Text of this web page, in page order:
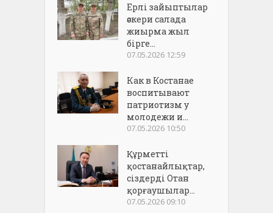
Ерлі зайыптылар
әскери салада
жиырма жыл
бірге...
07.05.2026 12:59
Как в Костанае
воспитывают
патриотизм у
молодежи и...
07.05.2026 10:50
Құрметті
қостанайлықтар,
сіздерді Отан
қорғаушылар...
07.05.2026 09:10